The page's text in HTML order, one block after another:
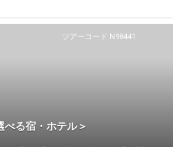
ツアーコード N98441
る宿・ホテル＞